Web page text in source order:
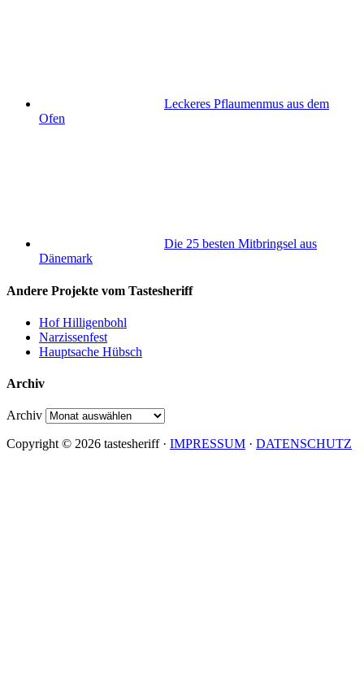
Leckeres Pflaumenmus aus dem
Ofen
Die 25 besten Mitbringsel aus
Dänemark
Andere Projekte vom Tastesheriff
Hof Hilligenbohl
Narzissenfest
Hauptsache Hübsch
Archiv
Archiv
Copyright © 2026 tastesheriff · IMPRESSUM · DATENSCHUTZ